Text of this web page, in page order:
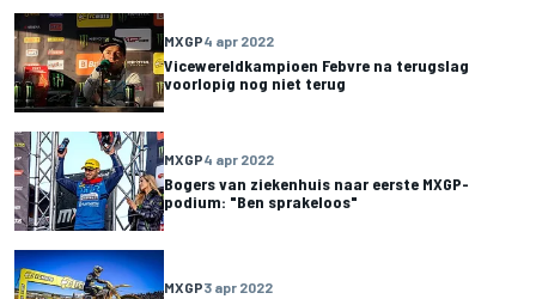
MXGP4 apr 2022
Vicewereldkampioen Febvre na terugslag
voorlopig nog niet terug
MXGP4 apr 2022
Bogers van ziekenhuis naar eerste MXGP-
podium: "Ben sprakeloos"
MXGP3 apr 2022